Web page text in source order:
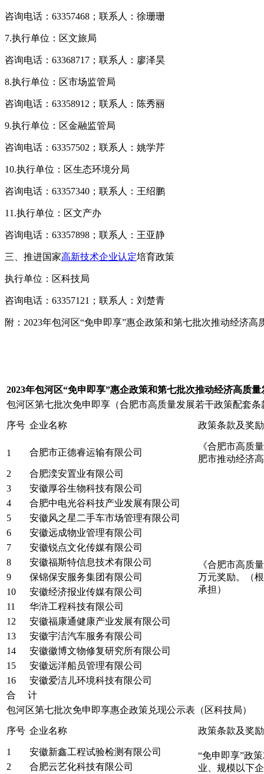
咨询电话：63357468；联系人：徐珊珊
7.执行单位：区文旅局
咨询电话：63368717；联系人：廖泽昊
8.执行单位：区市场监管局
咨询电话：63358912；联系人：陈秀丽
9.执行单位：区金融监管局
咨询电话：63357502；联系人：姚学芹
10.执行单位：区生态环境分局
咨询电话：63357340；联系人：王绍鹏
11.执行单位：区文产办
咨询电话：63357898；联系人：王亚静
三、推进国家高新技术企业认定培育政策
执行单位：区科技局
咨询电话：63357121；联系人：刘楚青
附：2023年包河区“免申即享”惠企政策和第七批次推动经济
2023年包河区“免申即享”惠企政策和第七批次推动经济高质
包河区第七批次免申即享（合肥市高质量发展若干政策配套
序号 企业名称 政策条款及奖
1 合肥市正德睿运输有限公司
《合肥市高质
肥市推动经济
2
合肥湙安置业有限公司
《合肥市高质
万元奖励。（
承担）
3
安徽厚谷生物科技有限公司
4
合肥中电光谷科技产业发展有限公司
5
安徽风之星二手车市场管理有限公司
6
安徽远成物业管理有限公司
7
安徽锐点文化传媒有限公司
8
安徽福斯特信息技术有限公司
9
保锦保安服务集团有限公司
10
安徽经济报业传媒有限公司
11
华浒工程科技有限公司
12
安徽福康通健康产业发展有限公司
13
安徽宇洁汽车服务有限公司
14
安徽徽博文物修复研究所有限公司
15
安徽远洋船员管理有限公司
16
安徽爱洁儿环境科技有限公司
合 计
包河区第七批次免申即享惠企政策兑现公示表（区科技局）
序号 企业名称 政策条款及奖
1 安徽新鑫工程试验检测有限公司
“免申即享”政
业、规模以下
2
合肥云艺化科技有限公司